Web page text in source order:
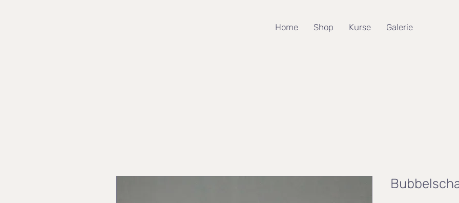
Home Shop Kurse Galerie